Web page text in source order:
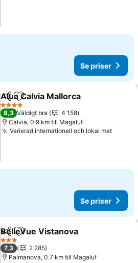
Se priser
Dela Lägg till i Mina Favoriter
Alua Calvia Mallorca
4 Stjärnor
8,3 Väldigt bra
4 158
Calvia, 0.9 km till Magaluf
Varierad internationell och lokal mat
Se priser
Dela Lägg till i Mina Favoriter
BelleVue Vistanova
3 Stjärnor
7,3
2 285
Palmanova, 0.7 km till Magaluf